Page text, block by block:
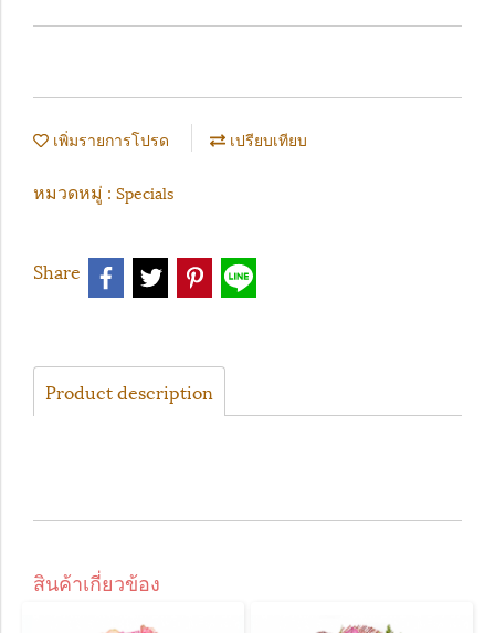
เพิ่มรายการโปรด เปรียบเทียบ
หมวดหมู่ : Specials
Share
Product description
สินค้าเกี่ยวข้อง